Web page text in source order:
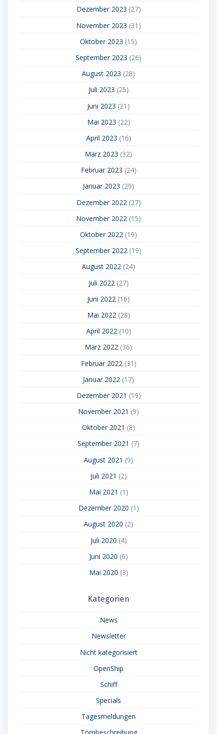
Dezember 2023 (27)
November 2023 (31)
Oktober 2023 (15)
September 2023 (26)
August 2023 (28)
Juli 2023 (25)
Juni 2023 (21)
Mai 2023 (22)
April 2023 (16)
März 2023 (32)
Februar 2023 (24)
Januar 2023 (29)
Dezember 2022 (27)
November 2022 (15)
Oktober 2022 (19)
September 2022 (19)
August 2022 (24)
Juli 2022 (27)
Juni 2022 (16)
Mai 2022(28)
April 2022(10)
März 2022 (36)
Februar 2022 (31)
Januar 2022 (17)
Dezember 2021 (19)
November 2021 (9)
Oktober 2021 (8)
September 2021 (7)
August 2021 (9)
Juli 2021 (2)
Mai 2021 (1)
Dezember 2020 (1)
August 2020 (2)
Juli 2020 (4)
Juni 2020 (6)
Mai 2020 (3)
Kategorien
News
Newsletter
Nicht kategorisiert
OpenShip
Schiff
Specials
Tagesmeldungen